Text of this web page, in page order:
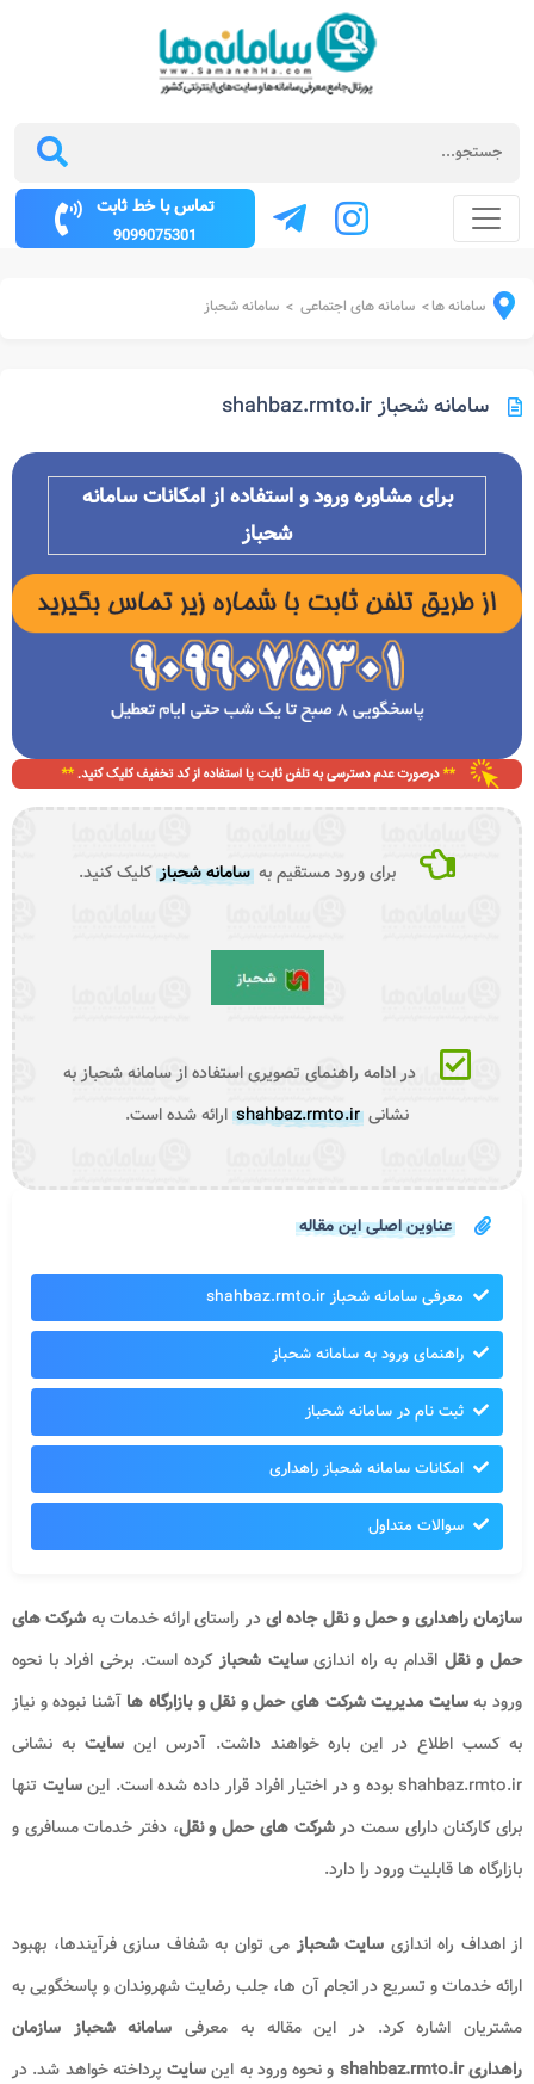
تماس با خط ثابت
9099075301
سامانه ها> سامانه های اجتماعی > سامانه شحباز
سامانه شحباز shahbaz.rmto.ir
برای مشاوره ورود و استفاده از امکانات سامانه
شحباز
برای ورود مستقیم بهسامانه شحبازکلیک کنید.
در ادامه راهنمای تصویری استفاده از سامانه شحباز به
نشانیshahbaz.rmto.irارائه شده است.
عناوین اصلی این مقاله
معرفی سامانه شحباز shahbaz.rmto.ir
راهنمای ورود به سامانه شحباز
ثبت نام در سامانه شحباز
امکانات سامانه شحباز راهداری
سوالات متداول
سازمان راهداری و حمل و نقل جاده ایدر راستای ارائه خدمات به شرکت های
حمل و نقل اقدام به راه اندازیسایت شحبازکرده است. برخی افراد با نحوه
ورود بهسایت مدیریت شرکت های حمل و نقل و بازارگاه هاآشنا نبوده و نیاز
به کسب اطلاع در این باره خواهند داشت. آدرس اینسایتبه نشانی
shahbaz.rmto.irبوده و در اختیار افراد قرار داده شده است. اینسایت تنها
برای کارکنان دارای سمت درشرکت های حمل و نقل، دفتر خدمات مسافری و
بازارگاه ها قابلیت ورود را دارد.
از اهداف راه اندازی سایت شحباز می توان به شفاف سازی فرآیندها، بهبود
ارائه خدمات و تسریع در انجام آن ها، جلب رضایت شهروندان و پاسخگویی به
مشتریان اشاره کرد. در این مقاله به معرفیسامانه شحباز سازمان
راهداریshahbaz.rmto.ir و نحوه ورود به اینسایت پرداخته خواهد شد. در